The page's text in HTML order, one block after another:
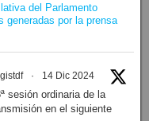
del Parlamento
generadas por la prensa
· 14 Dic 2024
sesión ordinaria de la
en el siguiente